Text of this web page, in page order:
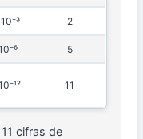
2
5
11
cifras de